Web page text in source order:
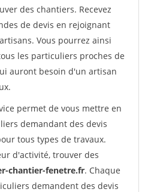
des chantiers. Recevez
de devis en rejoignant
Vous pourrez ainsi
les particuliers proches de
auront besoin d'un artisan
permet de vous mettre en
demandant des devis
tous types de travaux.
d'activité, trouver des
chantier-fenetre.fr. Chaque
demandent des devis